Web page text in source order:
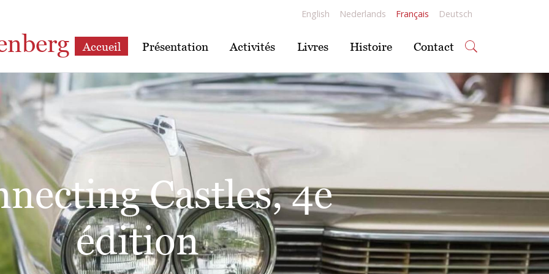
English Nederlands Français Deutsch
Accueil Présentation Activités Livres Histoire Contact
La franc-
au XVIIIe
- un espace de
sociabilité